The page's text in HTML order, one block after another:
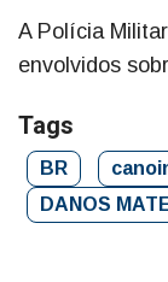
A Polícia
envolvidos
Tags
BR
DANOS